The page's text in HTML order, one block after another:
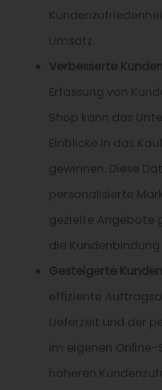
Umsatz.
Verbesserte
Erfassung von
Shop kann das
Einblicke in das
gewinnen. Diese
personalisierte
gezielte Angebote
die Kundenbindung
Gesteigerte
effiziente
Lieferzeit und der
im eigenen Online-
höheren